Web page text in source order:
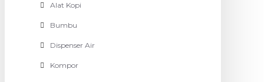
Alat Kopi
Bumbu
Dispenser Air
Kompor